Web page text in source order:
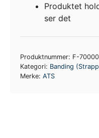
Produktet
ser det
Produktnummer: F-
Kategori: Banding
Merke: ATS